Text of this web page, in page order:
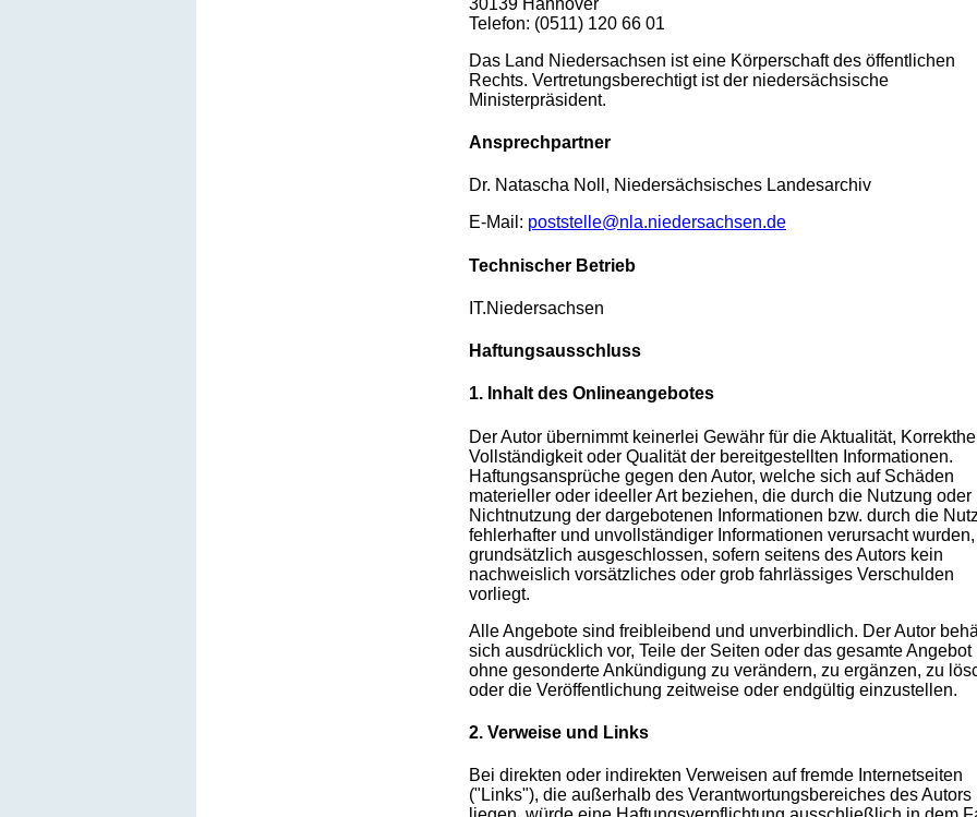
Telefon: (0511) 120 66 01
Das Land Niedersachsen ist eine Körperschaft des öffentlichen
Rechts. Vertretungsberechtigt ist der niedersächsische
Ministerpräsident.
Ansprechpartner
Dr. Natascha Noll, Niedersächsisches Landesarchiv
E-Mail: poststelle@nla.niedersachsen.de
Technischer Betrieb
IT.Niedersachsen
Haftungsausschluss
1. Inhalt des Onlineangebotes
Der Autor übernimmt keinerlei Gewähr für die Aktualität,
Vollständigkeit oder Qualität der bereitgestellten Informationen.
Haftungsansprüche gegen den Autor, welche sich auf Schäden
materieller oder ideeller Art beziehen, die durch die Nutzung oder
Nichtnutzung der dargebotenen Informationen bzw. durch die
fehlerhafter und unvollständiger Informationen verursacht
grundsätzlich ausgeschlossen, sofern seitens des Autors kein
nachweislich vorsätzliches oder grob fahrlässiges Verschulden
vorliegt.
Alle Angebote sind freibleibend und unverbindlich. Der Autor
sich ausdrücklich vor, Teile der Seiten oder das gesamte Angebot
ohne gesonderte Ankündigung zu verändern, zu ergänzen, zu
oder die Veröffentlichung zeitweise oder endgültig einzustellen.
2. Verweise und Links
Bei direkten oder indirekten Verweisen auf fremde Internetseiten
("Links"), die außerhalb des Verantwortungsbereiches des Autors